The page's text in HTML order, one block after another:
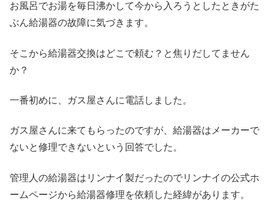
お風呂でお湯を毎日沸かして今から入ろうとしたときがた
ぶん給湯器の故障に気づきます。
そこから給湯器交換はどこで頼む？と焦りだしてません
か？
一番初めに、ガス屋さんに電話しました。
ガス屋さんに来てもらったのですが、給湯器はメーカーで
ないと修理できないという回答でした。
管理人の給湯器はリンナイ製だったのでリンナイの公式ホ
ームページから給湯器修理を依頼した経緯があります。